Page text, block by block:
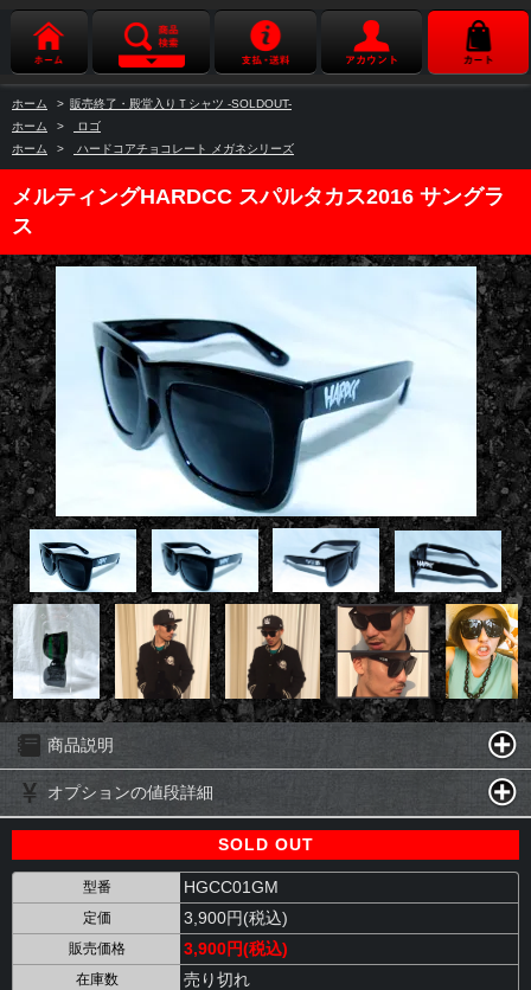
ホーム > 販売終了・殿堂入りＴシャツ -SOLDOUT-
ホーム
>
ロゴ
ホーム
> ハードコアチョコレート メガネシリーズ
メルティングHARDCC スパルタカス2016 サングラ
ス
商品説明
オプションの値段詳細
SOLD OUT
型番 HGCC01GM
定価 3,900円(税込)
販売価格 3,900円(税込)
在庫数 売り切れ